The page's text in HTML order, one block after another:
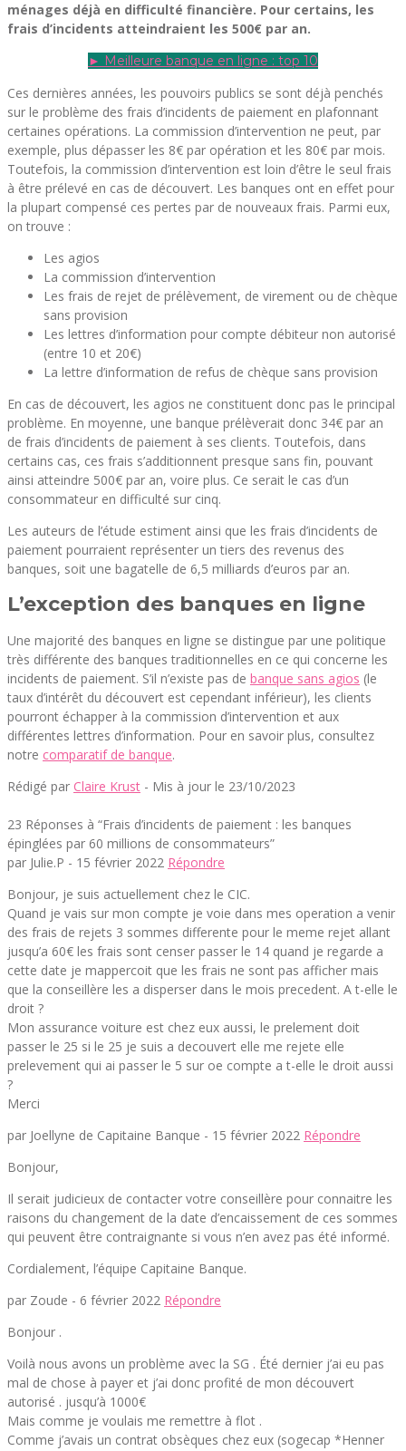
ménages déjà en difficulté financière. Pour certains, les
frais d’incidents atteindraient les 500€ par an.
► Meilleure banque en ligne : top 10
Ces dernières années, les pouvoirs publics se sont déjà penchés
sur le problème des frais d’incidents de paiement en plafonnant
certaines opérations. La commission d’intervention ne peut, par
exemple, plus dépasser les 8€ par opération et les 80€ par mois.
Toutefois, la commission d’intervention est loin d’être le seul frais
à être prélevé en cas de découvert. Les banques ont en effet pour
la plupart compensé ces pertes par de nouveaux frais. Parmi eux,
on trouve :
Les agios
La commission d’intervention
Les frais de rejet de prélèvement, de virement ou de chèque
sans provision
Les lettres d’information pour compte débiteur non autorisé
(entre 10 et 20€)
La lettre d’information de refus de chèque sans provision
En cas de découvert, les agios ne constituent donc pas le principal
problème. En moyenne, une banque prélèverait donc 34€ par an
de frais d’incidents de paiement à ses clients. Toutefois, dans
certains cas, ces frais s’additionnent presque sans fin, pouvant
ainsi atteindre 500€ par an, voire plus. Ce serait le cas d’un
consommateur en difficulté sur cinq.
Les auteurs de l’étude estiment ainsi que les frais d’incidents de
paiement pourraient représenter un tiers des revenus des
banques, soit une bagatelle de 6,5 milliards d’euros par an.
L’exception des banques en ligne
Une majorité des banques en ligne se distingue par une politique
très différente des banques traditionnelles en ce qui concerne les
incidents de paiement. S’il n’existe pas de banque sans agios (le
taux d’intérêt du découvert est cependant inférieur), les clients
pourront échapper à la commission d’intervention et aux
différentes lettres d’information. Pour en savoir plus, consultez
notre comparatif de banque.
Rédigé par Claire Krust - Mis à jour le 23/10/2023
23 Réponses à “Frais d’incidents de paiement : les banques
épinglées par 60 millions de consommateurs”
par Julie.P - 15 février 2022 Répondre
Bonjour, je suis actuellement chez le CIC.
Quand je vais sur mon compte je voie dans mes operation a venir
des frais de rejets 3 sommes differente pour le meme rejet allant
jusqu’a 60€ les frais sont censer passer le 14 quand je regarde a
cette date je mappercoit que les frais ne sont pas afficher mais
que la conseillère les a disperser dans le mois precedent. A t-elle le
droit ?
Mon assurance voiture est chez eux aussi, le prelement doit
passer le 25 si le 25 je suis a decouvert elle me rejete elle
prelevement qui ai passer le 5 sur oe compte a t-elle le droit aussi
?
Merci
par Joellyne de Capitaine Banque - 15 février 2022 Répondre
Bonjour,
Il serait judicieux de contacter votre conseillère pour connaitre les
raisons du changement de la date d’encaissement de ces sommes
qui peuvent être contraignante si vous n’en avez pas été informé.
Cordialement, l’équipe Capitaine Banque.
par Zoude - 6 février 2022 Répondre
Bonjour .
Voilà nous avons un problème avec la SG . Été dernier j’ai eu pas
mal de chose à payer et j’ai donc profité de mon découvert
autorisé . jusqu’à 1000€
Mais comme je voulais me remettre à flot .
Comme j’avais un contrat obsèques chez eux (sogecap *Henner